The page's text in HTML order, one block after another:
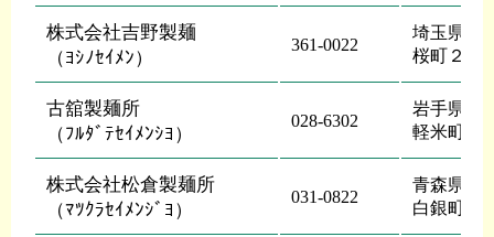
株式会社吉野製麺
（ﾖｼﾉｾｲﾒﾝ）
361-0022
埼玉県 行
桜町２―
古舘製麺所
（ﾌﾙﾀﾞﾃｾｲﾒﾝｼﾖ）
028-6302
岩手県 九
軽米町軽
株式会社松倉製麺所
（ﾏﾂｸﾗｾｲﾒﾝｼﾞﾖ）
031-0822
青森県 八
白銀町字